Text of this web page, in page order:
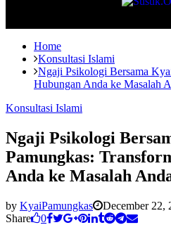
Home
Konsultasi Islami
Ngaji Psikologi Bersama
Hubungan Anda ke Masalah
Konsultasi Islami
Ngaji Psikologi
Pamungkas:
Anda ke Masalah
by KyaiPamungkas December 22,
Share
0